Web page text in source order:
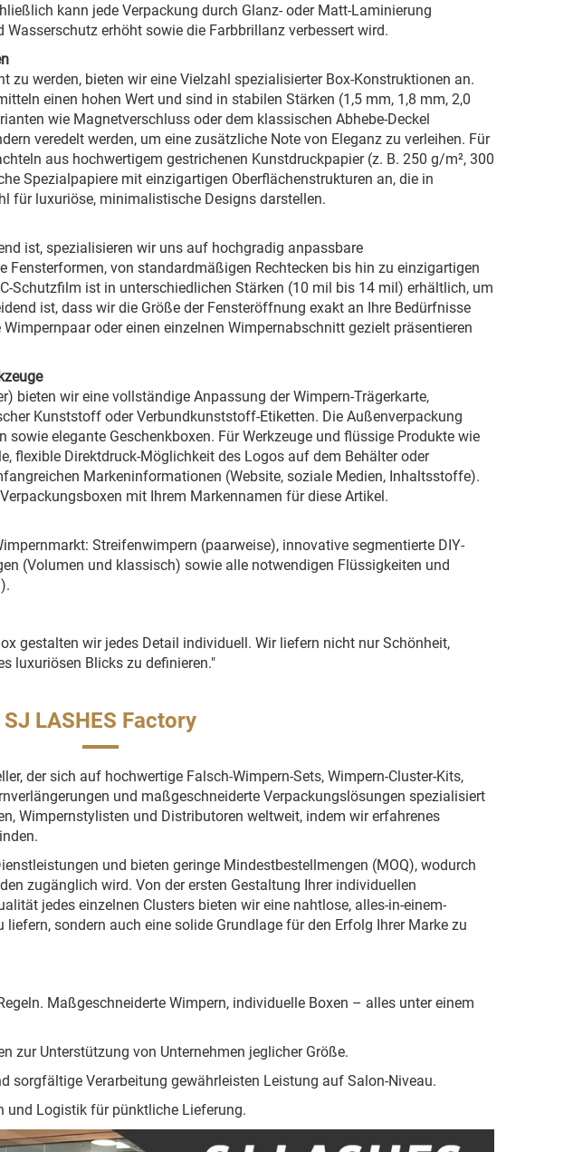
kann jede Verpackung durch Glanz- oder Matt-Laminierung
erhöht sowie die Farbbrillanz verbessert wird.
zu werden, bieten wir eine Vielzahl spezialisierter Box-Konstruktionen an.
einen hohen Wert und sind in stabilen Stärken (1,5 mm, 1,8 mm, 2,0
wie Magnetverschluss oder dem klassischen Abhebe-Deckel
veredelt werden, um eine zusätzliche Note von Eleganz zu verleihen. Für
aus hochwertigem gestrichenen Kunstdruckpapier (z. B. 250 g/m², 300
Spezialpapiere mit einzigartigen Oberflächenstrukturen an, die in
für luxuriöse, minimalistische Designs darstellen.
ist, spezialisieren wir uns auf hochgradig anpassbare
Fensterformen, von standardmäßigen Rechtecken bis hin zu einzigartigen
Schutzfilm ist in unterschiedlichen Stärken (10 mil bis 14 mil) erhältlich, um
ist, dass wir die Größe der Fensteröffnung exakt an Ihre Bedürfnisse
oder einen einzelnen Wimpernabschnitt gezielt präsentieren
bieten wir eine vollständige Anpassung der Wimpern-Trägerkarte,
Kunststoff oder Verbundkunststoff-Etiketten. Die Außenverpackung
elegante Geschenkboxen. Für Werkzeuge und flüssige Produkte wie
flexible Direktdruck-Möglichkeit des Logos auf dem Behälter oder
Markeninformationen (Website, soziale Medien, Inhaltsstoffe).
mit Ihrem Markennamen für diese Artikel.
Streifenwimpern (paarweise), innovative segmentierte DIY-
(Volumen und klassisch) sowie alle notwendigen Flüssigkeiten und
gestalten wir jedes Detail individuell. Wir liefern nicht nur Schönheit,
luxuriösen Blicks zu definieren."
SJ LASHES Factory
der sich auf hochwertige Falsch-Wimpern-Sets, Wimpern-Cluster-Kits,
und maßgeschneiderte Verpackungslösungen spezialisiert
Wimpernstylisten und Distributoren weltweit, indem wir erfahrenes
und bieten geringe Mindestbestellmengen (MOQ), wodurch
zugänglich wird. Von der ersten Gestaltung Ihrer individuellen
jedes einzelnen Clusters bieten wir eine nahtlose, alles-in-einem-
sondern auch eine solide Grundlage für den Erfolg Ihrer Marke zu
Maßgeschneiderte Wimpern, individuelle Boxen – alles unter einem
zur Unterstützung von Unternehmen jeglicher Größe.
sorgfältige Verarbeitung gewährleisten Leistung auf Salon-Niveau.
und Logistik für pünktliche Lieferung.